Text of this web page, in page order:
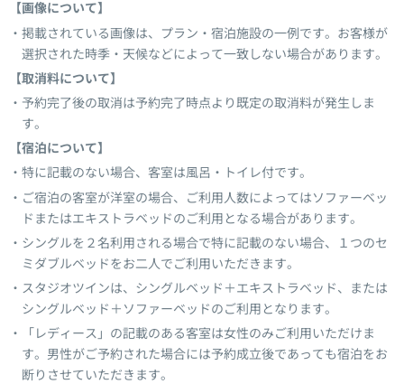
【画像について】
掲載されている画像は、プラン・宿泊施設の一例です。お客様が
選択された時季・天候などによって一致しない場合があります。
【取消料について】
予約完了後の取消は予約完了時点より既定の取消料が発生しま
す。
【宿泊について】
特に記載のない場合、客室は風呂・トイレ付です。
ご宿泊の客室が洋室の場合、ご利用人数によってはソファーベッ
ドまたはエキストラベッドのご利用となる場合があります。
シングルを２名利用される場合で特に記載のない場合、１つのセ
ミダブルベッドをお二人でご利用いただきます。
スタジオツインは、シングルベッド＋エキストラベッド、または
シングルベッド＋ソファーベッドのご利用となります。
「レディース」の記載のある客室は女性のみご利用いただけま
す。男性がご予約された場合には予約成立後であっても宿泊をお
断りさせていただきます。